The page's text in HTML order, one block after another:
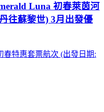
Luna 初春萊茵河
往蘇黎世) 3月出發優
春特惠套票航次 (出發日期: